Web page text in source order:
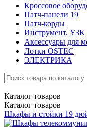
Кроссовое
Патч-панели 19
Патч-корды
Инструмент, УЗК
Аксессуары для
Лотки OSTEC
ЭЛЕКТРИКА
Каталог товаров
Каталог товаров
Шкафы и стойки 19